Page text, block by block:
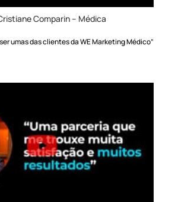
Comparin – Médica
umas das clientes da WE Marketing Médico”